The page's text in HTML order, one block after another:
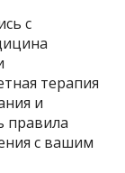
с
терапия
и
правила
с вашим